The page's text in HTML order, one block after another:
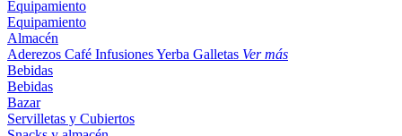
Equipamiento
Equipamiento
Almacén
Aderezos Café InfusionesYerba Galletas Ver más
Bebidas
Bebidas
Bazar
Servilletas y Cubiertos